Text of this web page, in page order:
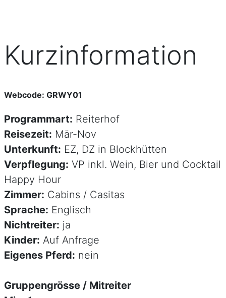
Kurzinformation
Webcode: GRWY01
Programmart: Reiterhof
Reisezeit: Mär-Nov
Unterkunft: EZ, DZ in Blockhütten
Verpflegung: VP inkl. Wein, Bier und Cocktail
Happy Hour
Zimmer: Cabins / Casitas
Sprache: Englisch
Nichtreiter: ja
Kinder: Auf Anfrage
Eigenes Pferd: nein
Gruppengrösse / Mitreiter